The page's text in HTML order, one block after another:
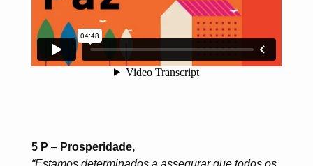
5 P – Prosperidade,